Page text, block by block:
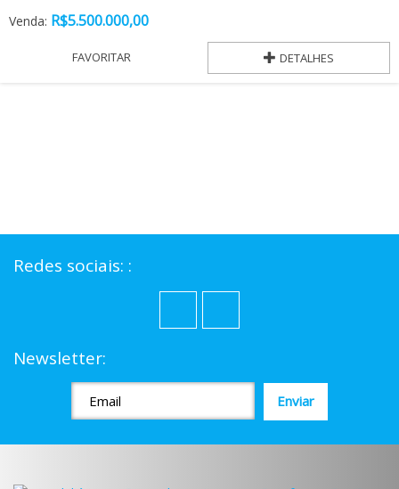
Venda: R$5.500.000,00
FAVORITAR DETALHES
Redes sociais: :
Newsletter: